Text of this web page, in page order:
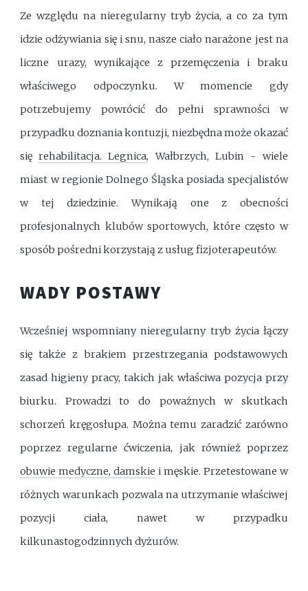
Ze względu na nieregularny tryb życia, a co za tym
idzie odżywiania się i snu, nasze ciało narażone jest na
liczne urazy, wynikające z przemęczenia i braku
właściwego odpoczynku. W momencie gdy
potrzebujemy powrócić do pełni sprawności w
przypadku doznania kontuzji, niezbędna może okazać
sięrehabilitacja. Legnica, Wałbrzych, Lubin - wiele
miast w regionie Dolnego Śląska posiada specjalistów
w tej dziedzinie. Wynikają one z obecności
profesjonalnych klubów sportowych, które często w
sposób pośredni korzystają z usług fizjoterapeutów.
WADY POSTAWY
Wcześniej wspomniany nieregularny tryb życia łączy
się także z brakiem przestrzegania podstawowych
zasad higieny pracy, takich jak właściwa pozycja przy
biurku. Prowadzi to do poważnych w skutkach
schorzeń kręgosłupa. Można temu zaradzić zarówno
poprzez regularne ćwiczenia, jak również poprzez
obuwie medyczne, damskie i męskie. Przetestowane w
różnych warunkach pozwala na utrzymanie właściwej
pozycji ciała, nawet w przypadku
kilkunastogodzinnych dyżurów.